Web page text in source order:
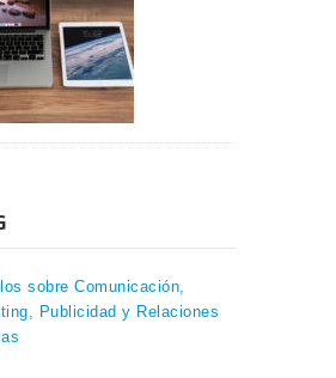
sobre Comunicación,
Publicidad y Relaciones